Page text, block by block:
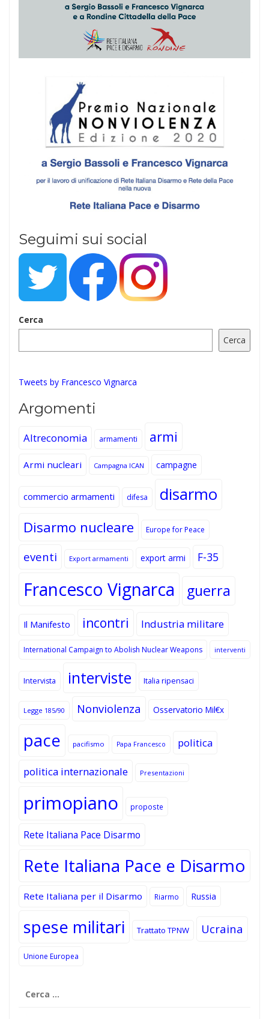
Seguimi sui social
Cerca
Cerca
Tweets by Francesco Vignarca
Argomenti
Altreconomia armamenti armi
Armi nucleari Campagna ICAN campagne
commercio armamenti difesa disarmo
Disarmo nucleare Europe for Peace
eventi Export armamenti export armi F-35
Francesco Vignarca guerra
Il Manifesto incontri Industria militare
International Campaign to Abolish Nuclear Weapons interventi
Intervista interviste Italia ripensaci
Legge 185/90 Nonviolenza Osservatorio Mil€x
pace pacifismo Papa Francesco politica
politica internazionale Presentazioni
primopiano proposte
Rete Italiana Pace Disarmo
Rete Italiana Pace e Disarmo
Rete Italiana per il Disarmo Riarmo Russia
spese militari Trattato TPNW Ucraina
Unione Europea
per: